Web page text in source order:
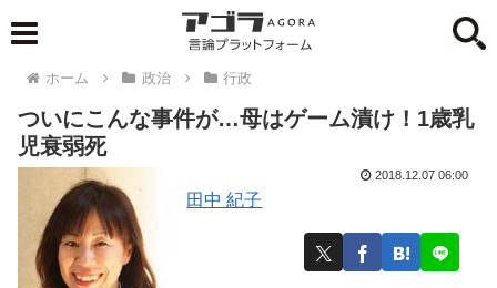
ホーム 政治 行政
ついにこんな事件が…母はゲーム漬け！1歳乳
児衰弱死
田中 紀子
2018.12.07 06:00